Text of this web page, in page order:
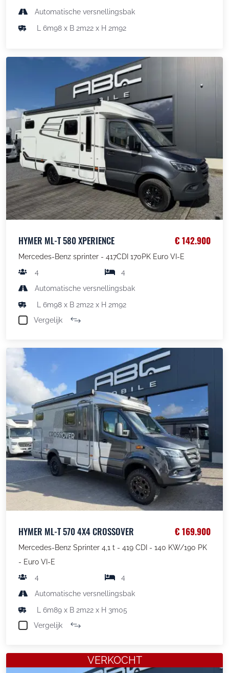
Automatische versnellingsbak
L 6m98 x B 2m22 x H 2m92
HYMER ML-T 580 XPERIENCE € 142.900
Mercedes-Benz sprinter - 417CDI 170PK Euro VI-E
4
4
Automatische versnellingsbak
L 6m98 x B 2m22 x H 2m92
Vergelijk
HYMER ML-T 570 4X4 CROSSOVER € 169.900
Mercedes-Benz Sprinter 4,1 t - 419 CDI - 140 KW/190 PK
- Euro VI-E
4
4
Automatische versnellingsbak
L 6m89 x B 2m22 x H 3m05
Vergelijk
VERKOCHT